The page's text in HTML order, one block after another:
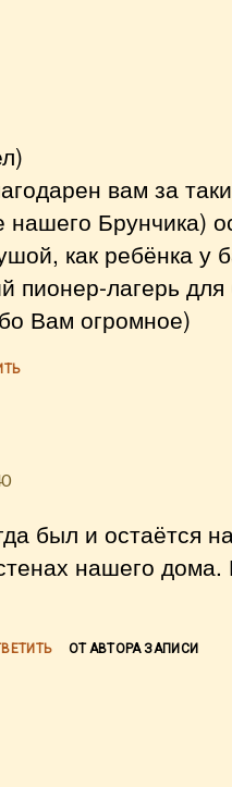
вам за
нашего Брунчика)
как ребёнка у
пионер-лагерь для
Вам огромное)
был и остаётся
нашего
ОТ АВТОРА ЗАПИСИ